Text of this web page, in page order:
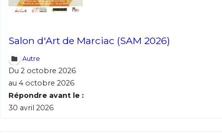
Salon d'Art de Marciac (SAM 2026)
Autre
Du 2 octobre 2026
au 4 octobre 2026
Répondre avant le :
30 avril 2026